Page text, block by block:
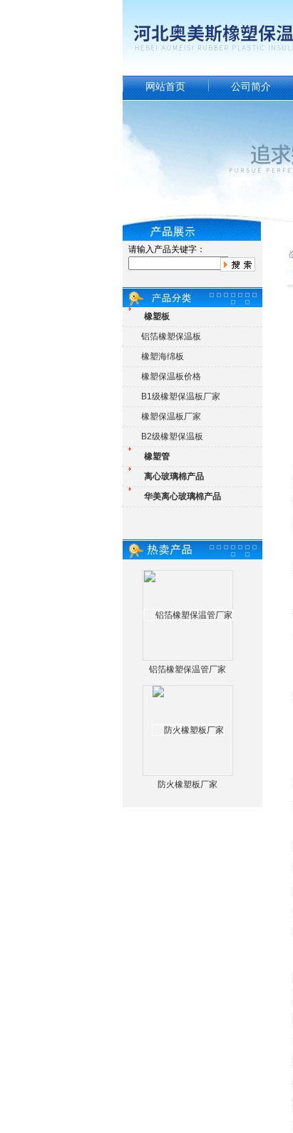
网站首页 公司简介
请输入产品关键字：
橡塑板
铝箔橡塑保温板
橡塑海绵板
橡塑保温板价格
B1级橡塑保温板厂家
橡塑保温板厂家
B2级橡塑保温板
橡塑管
离心玻璃棉产品
华美离心玻璃棉产品
铝箔橡塑保温管厂家
防火橡塑板厂家